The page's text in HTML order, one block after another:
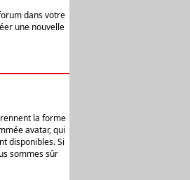
dans votre
une nouvelle
la forme
avatar, qui
disponibles. Si
sommes sûr